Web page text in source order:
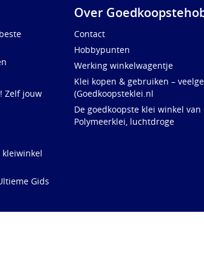
Zelf jouw
kleiwinkel
Gids
Over
Contact
Hobbypunten
Werking winkelwagentje
Klei kopen & gebruiken –
(Goedkoopsteklei.nl
De goedkoopste klei winkel van
Polymeerklei, luchtdroge